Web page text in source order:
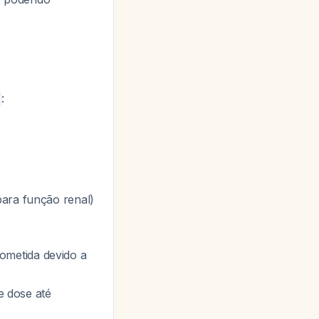
:
função renal)
devido a
dose até